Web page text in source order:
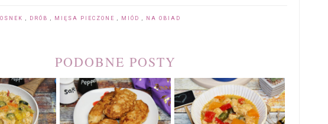
DRÓB MIĘSA PIECZONE MIÓD NA OBIAD
PODOBNE POSTY